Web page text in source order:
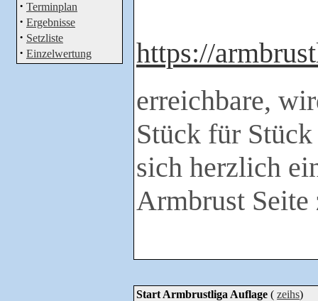
· Terminplan
· Ergebnisse
· Setzliste
· Einzelwertung
https://
erreichbare,
Stück für
sich herzlich
Armbrust Seite
Start Armbrustliga Auflage ( zeihs)